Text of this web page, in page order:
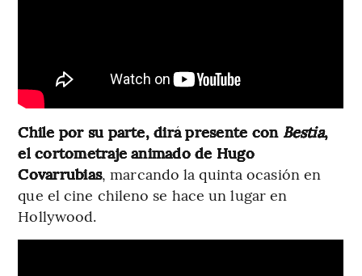
Chile por su parte, dirá presente conBestia,
el cortometraje animado de Hugo
Covarrubias, marcando la quinta ocasión en
que el cine chileno se hace un lugar en
Hollywood.